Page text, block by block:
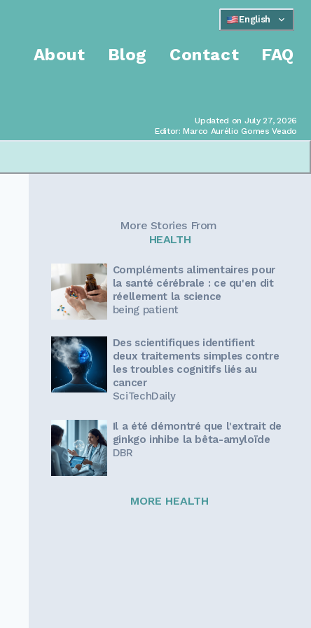
English
Updated on July 27, 2026
Editor: Marco Aurélio Gomes Veado
About Blog Contact FAQ
More Stories From
HEALTH
Compléments alimentaires pour
la santé cérébrale : ce qu'en dit
réellement la science
being patient
Des scientifiques identifient
deux traitements simples contre
les troubles cognitifs liés au
cancer
SciTechDaily
Il a été démontré que l'extrait de
ginkgo inhibe la bêta-amyloïde
DBR
MORE HEALTH